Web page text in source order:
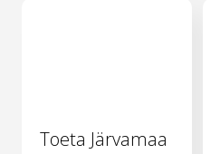
Toeta Järvamaa